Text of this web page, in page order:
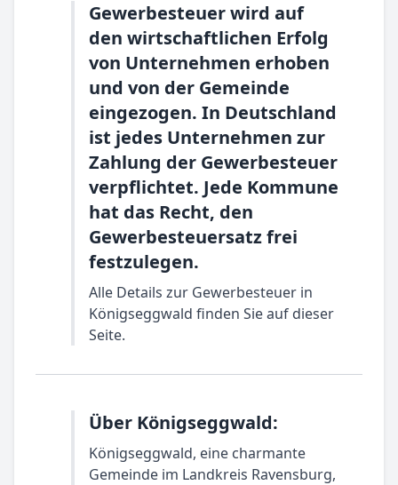
Gewerbesteuer wird auf
den wirtschaftlichen Erfolg
von Unternehmen erhoben
und von der Gemeinde
eingezogen. In Deutschland
ist jedes Unternehmen zur
Zahlung der Gewerbesteuer
verpflichtet. Jede Kommune
hat das Recht, den
Gewerbesteuersatz frei
festzulegen.
Alle Details zur Gewerbesteuer in
Königseggwald finden Sie auf dieser
Seite.
Über Königseggwald:
Königseggwald, eine charmante
Gemeinde im Landkreis Ravensburg,